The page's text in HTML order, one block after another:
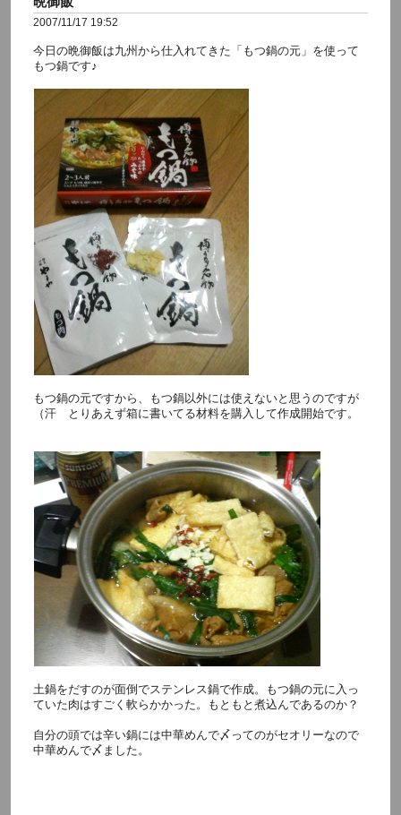
2007/11/17 19:52
今日の晩御飯は九州から仕入れてきた「もつ鍋の元」を使って
もつ鍋です♪
もつ鍋の元ですから、もつ鍋以外には使えないと思うのですが
（汗 とりあえず箱に書いてる材料を購入して作成開始です。
土鍋をだすのが面倒でステンレス鍋で作成。もつ鍋の元に入っ
ていた肉はすごく軟らかかった。もともと煮込んであるのか？
自分の頭では辛い鍋には中華めんで〆ってのがセオリーなので
中華めんで〆ました。